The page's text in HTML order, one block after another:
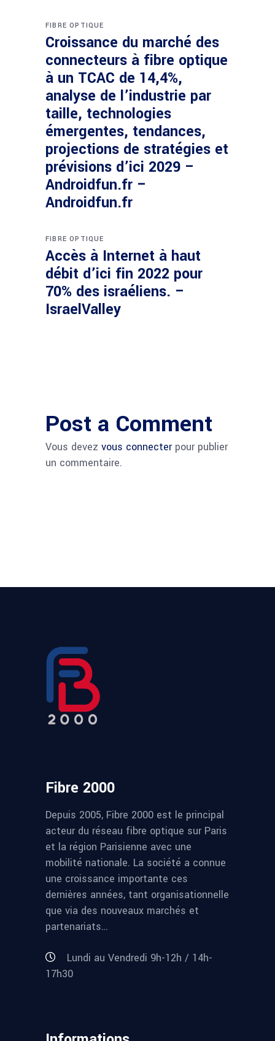
FIBRE OPTIQUE
Croissance du marché des
connecteurs à fibre optique
à un TCAC de 14,4%,
analyse de l’industrie par
taille, technologies
émergentes, tendances,
projections de stratégies et
prévisions d’ici 2029 –
Androidfun.fr –
Androidfun.fr
FIBRE OPTIQUE
Accès à Internet à haut
débit d’ici fin 2022 pour
70% des israéliens. –
IsraelValley
Post a Comment
Vous devez vous connecterpour publier
un commentaire.
Fibre 2000
Depuis 2005, Fibre 2000 est le principal
acteur du réseau fibre optique sur Paris
et la région Parisienne avec une
mobilité nationale. La société a connue
une croissance importante ces
dernières années, tant organisationnelle
que via des nouveaux marchés et
partenariats…
Lundi au Vendredi 9h-12h / 14h-
17h30